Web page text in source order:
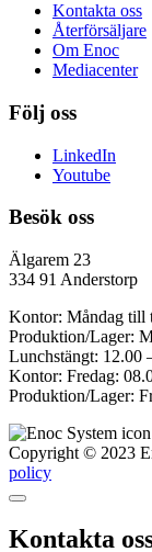
Kontakta oss
Återförsäljare
Om Enoc
Mediacenter
Följ oss
LinkedIn
Youtube
Besök oss
Älgarem 23
334 91 Anderstorp
Kontor: Måndag till
Produktion/Lager:
Lunchstängt: 12.00
Kontor: Fredag:
Produktion/Lager:
Copyright © 2023
policy
Kontakta